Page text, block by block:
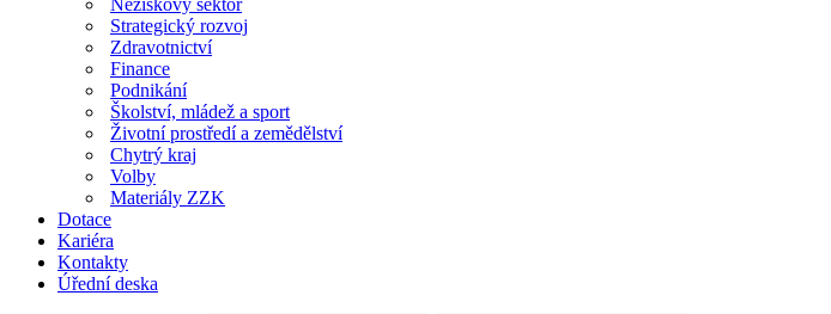
Neziskový sektor
Strategický rozvoj
Zdravotnictví
Finance
Podnikání
Školství, mládež a sport
Životní prostředí a zemědělství
Chytrý kraj
Volby
Materiály ZZK
Dotace
Kariéra
Kontakty
Úřední deska